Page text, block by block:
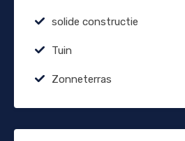
solide constructie
Tuin
Zonneterras